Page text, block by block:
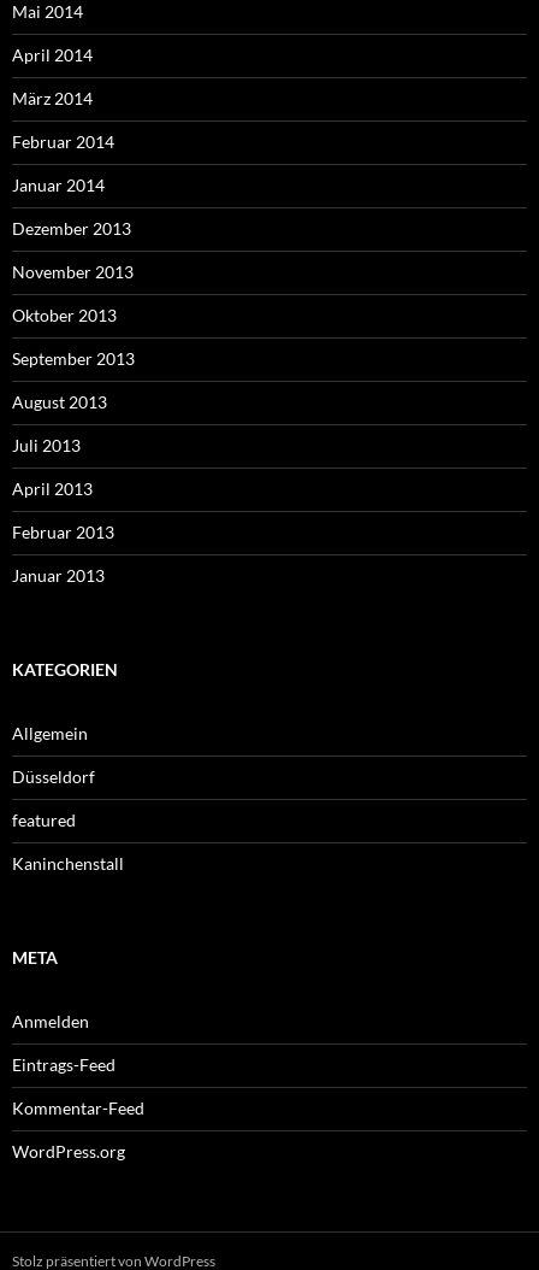
Mai 2014
April 2014
März 2014
Februar 2014
Januar 2014
Dezember 2013
November 2013
Oktober 2013
September 2013
August 2013
Juli 2013
April 2013
Februar 2013
Januar 2013
KATEGORIEN
Allgemein
Düsseldorf
featured
Kaninchenstall
META
Anmelden
Eintrags-Feed
Kommentar-Feed
WordPress.org
Stolz präsentiert von WordPress